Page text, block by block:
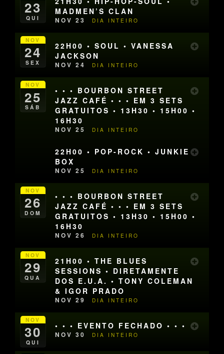
23
QUI
MADMEN’S CLAN
NOV 23 DIA INTEIRO
NOV
24
SEX
22H00 • SOUL • VANESSA
JACKSON
NOV 24 DIA INTEIRO
NOV
25
SÁB
• • • BOURBON STREET
JAZZ CAFÉ • • • EM 3 SETS
GRATUITOS • 13H30 • 15H00 •
16H30
NOV 25 DIA INTEIRO
22H00 • POP-ROCK • JUNKIE
BOX
NOV 25 DIA INTEIRO
NOV
26
DOM
• • • BOURBON STREET
JAZZ CAFÉ • • • EM 3 SETS
GRATUITOS • 13H30 • 15H00 •
16H30
NOV 26 DIA INTEIRO
NOV
29
QUA
21H00 • THE BLUES
SESSIONS • DIRETAMENTE
DOS E.U.A. • TONY COLEMAN
& IGOR PRADO
NOV 29 DIA INTEIRO
NOV
30
QUI
• • • EVENTO FECHADO • • •
NOV 30 DIA INTEIRO